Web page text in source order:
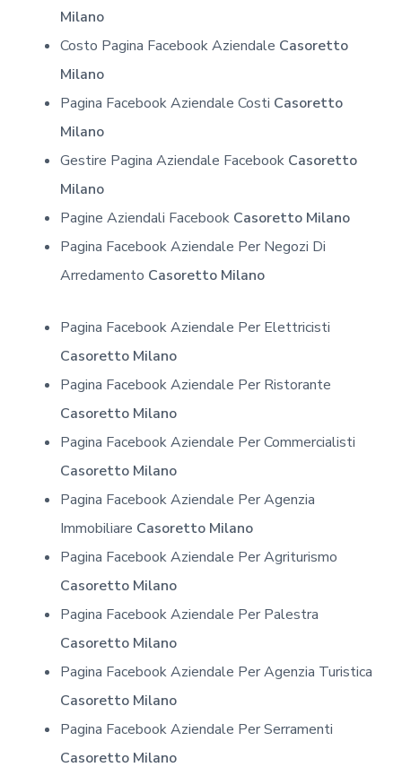
Milano
Costo Pagina Facebook Aziendale Casoretto
Milano
Pagina Facebook Aziendale Costi Casoretto
Milano
Gestire Pagina Aziendale Facebook Casoretto
Milano
Pagine Aziendali Facebook Casoretto Milano
Pagina Facebook Aziendale Per Negozi Di
Arredamento Casoretto Milano
Pagina Facebook Aziendale Per Elettricisti
Casoretto Milano
Pagina Facebook Aziendale Per Ristorante
Casoretto Milano
Pagina Facebook Aziendale Per Commercialisti
Casoretto Milano
Pagina Facebook Aziendale Per Agenzia
Immobiliare Casoretto Milano
Pagina Facebook Aziendale Per Agriturismo
Casoretto Milano
Pagina Facebook Aziendale Per Palestra
Casoretto Milano
Pagina Facebook Aziendale Per Agenzia Turistica
Casoretto Milano
Pagina Facebook Aziendale Per Serramenti
Casoretto Milano